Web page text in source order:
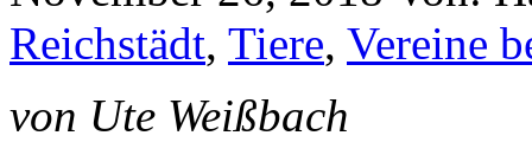
Reichstädt, Tiere, Vereine
von Ute Weißbach